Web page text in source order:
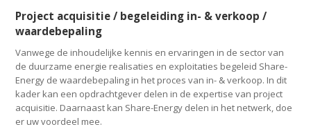
Project acquisitie / begeleiding in- & verkoop /
waardebepaling
Vanwege de inhoudelijke kennis en ervaringen in de sector van
de duurzame energie realisaties en exploitaties begeleid Share-
Energy de waardebepaling in het proces van in- & verkoop. In dit
kader kan een opdrachtgever delen in de expertise van project
acquisitie. Daarnaast kan Share-Energy delen in het netwerk, doe
er uw voordeel mee.